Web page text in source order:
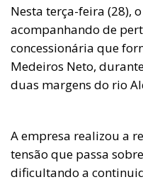
Nesta terça-feira (28),
acompanhando de
concessionária que
Medeiros Neto,
duas margens do rio
A empresa realizou a
tensão que passa
dificultando a